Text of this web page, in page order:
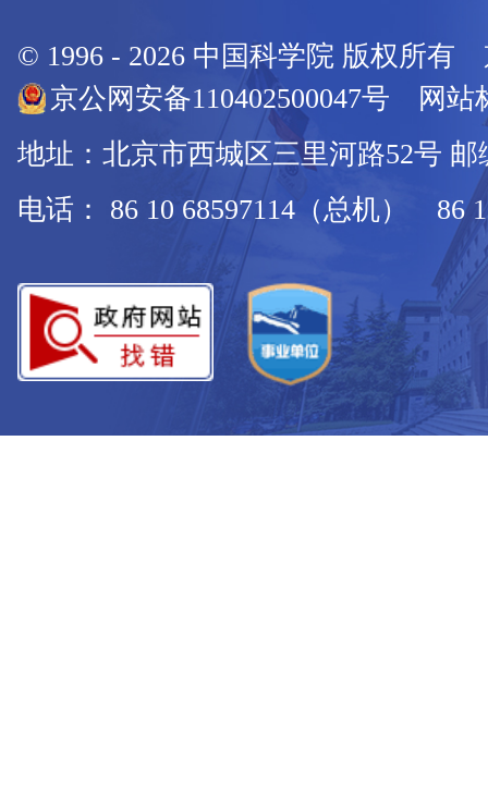
© 1996 - 2026 中国科学院 版权所有
京公网安备110402500047号 网站
地址：北京市西城区三里河路52号 邮
电话： 86 10 68597114（总机） 86